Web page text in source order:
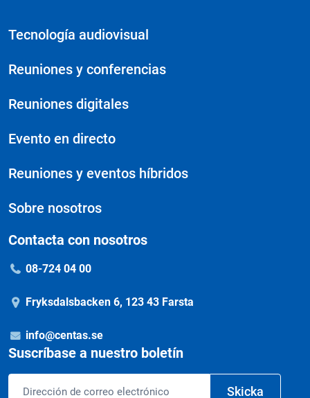
Tecnología audiovisual
Reuniones y conferencias
Reuniones digitales
Evento en directo
Reuniones y eventos híbridos
Sobre nosotros
Contacta con nosotros
08-724 04 00
Fryksdalsbacken 6, 123 43 Farsta
info@centas.se
Suscríbase a nuestro boletín
Skicka